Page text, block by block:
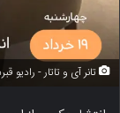
تانر آی و تاتار - رادیو